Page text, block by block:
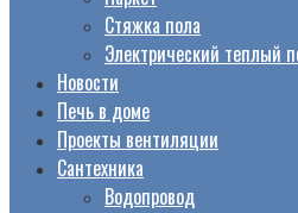
Стяжка пола
Электрический теплый
Новости
Печь в доме
Проекты вентиляции
Сантехника
Водопровод